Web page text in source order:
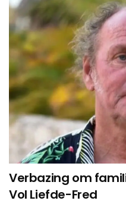
Verbazing om
Vol Liefde-Fred